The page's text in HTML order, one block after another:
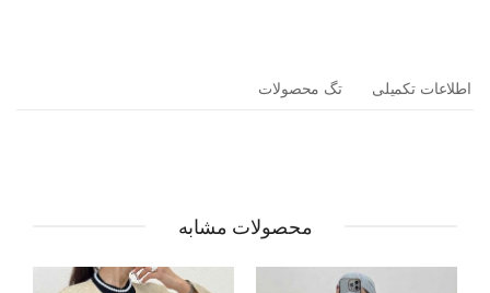
اطلاعات تکمیلی تگ محصولات
محصولات مشابه